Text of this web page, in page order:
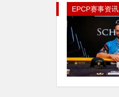
EPCP赛事资讯